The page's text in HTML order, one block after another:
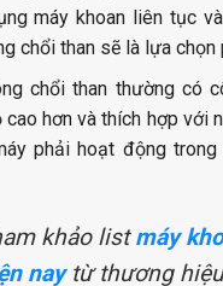
máy khoan liên tục
chổi than sẽ là lựa chọn
chổi than thường có
cao hơn và thích hợp với
phải hoạt động
khảo listmáy
naytừ thương hiệu